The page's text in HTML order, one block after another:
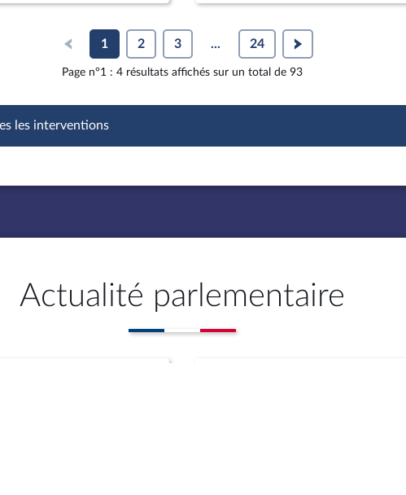
1 2 3 ... 24
Page n°1 : 4 résultats affichés sur un total de 93
les interventions
Actualité parlementaire